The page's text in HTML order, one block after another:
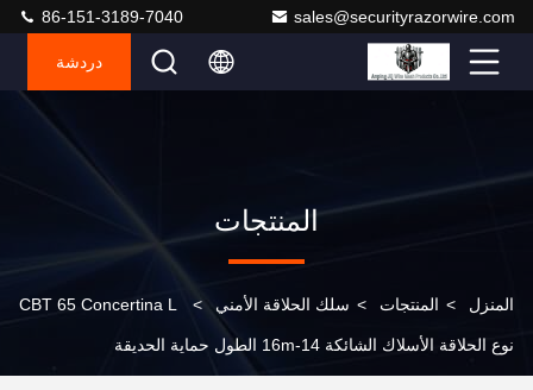
sales@securityrazorwire.com
86-151-3189-7040
دردشة
المنتجات
المنزل > المنتجات > سلك الحلاقة الأمني >
CBT 65 Concertina L
نوع الحلاقة الأسلاك الشائكة 14-16m الطول حماية الحديقة